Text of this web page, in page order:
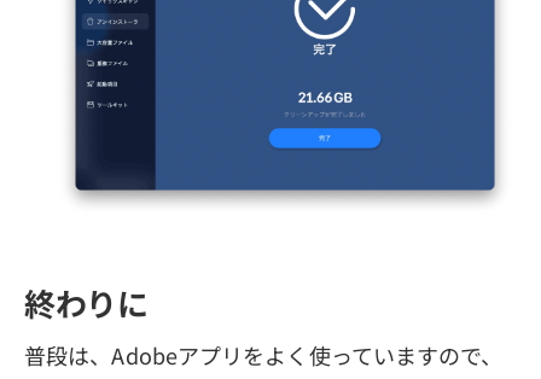
終わりに
普段は、Adobeアプリをよく使っていますので、